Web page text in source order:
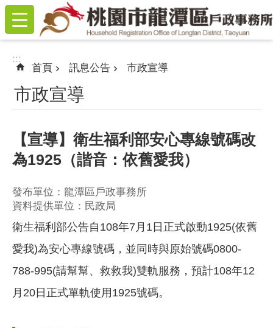
跳到主要內容區塊
:::
:::
首頁 訊息公告 市政宣導
市政宣導
【宣導】衛生福利部安心專線號碼改
為1925（諧音：依舊愛我）
發布單位：龍潭區戶政事務所
資料提供單位：民政局
衛生福利部公告自108年7月1日正式啟動1925(依舊
愛我)為安心專線號碼，並同時與原始號碼0800-
788-995(請幫幫、救救我)雙軌服務，預計108年12
月20日正式單軌使用1925號碼。